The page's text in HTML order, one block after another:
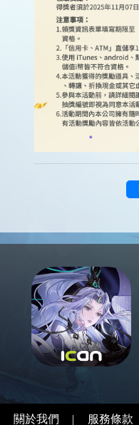
關於我們 | 服務條款